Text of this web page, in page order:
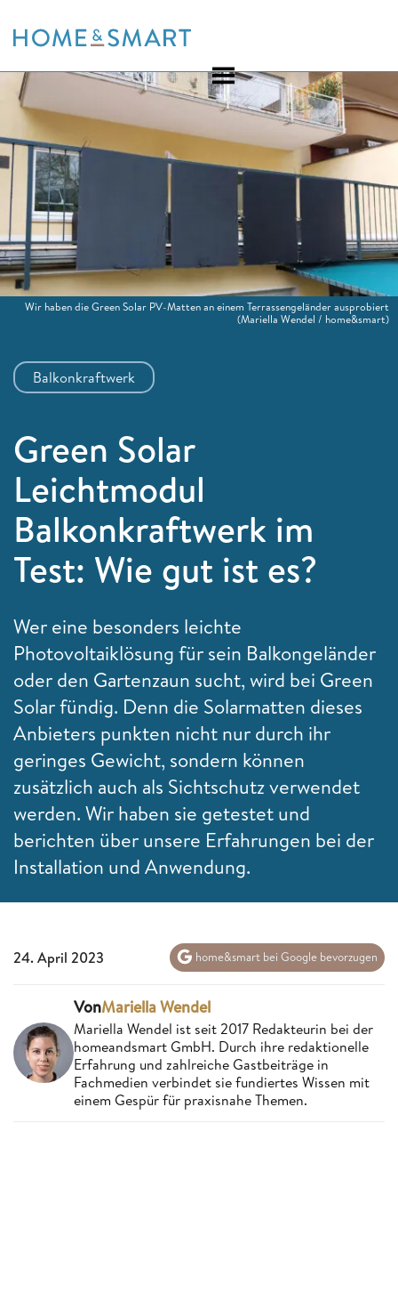
to
Balkonkraftwerk
Green Solar
Leichtmodul
Balkonkraftwerk im
Test: Wie gut ist es?
Wer eine besonders leichte
Photovoltaiklösung für sein Balkongeländer
oder den Gartenzaun sucht, wird bei Green
Solar fündig. Denn die Solarmatten dieses
Anbieters punkten nicht nur durch ihr
geringes Gewicht, sondern können
zusätzlich auch als Sichtschutz verwendet
werden. Wir haben sie getestet und
berichten über unsere Erfahrungen bei der
Installation und Anwendung.
Wir haben die Green Solar PV-Matten an einem Terrassengeländer ausprobiert
(Mariella Wendel / home&smart)
24. April 2023 home&smart bei Google bevorzugen
VonMariella Wendel
Mariella Wendel ist seit 2017 Redakteurin bei der
homeandsmart GmbH. Durch ihre redaktionelle
Erfahrung und zahlreiche Gastbeiträge in
Fachmedien verbindet sie fundiertes Wissen mit
einem Gespür für praxisnahe Themen.